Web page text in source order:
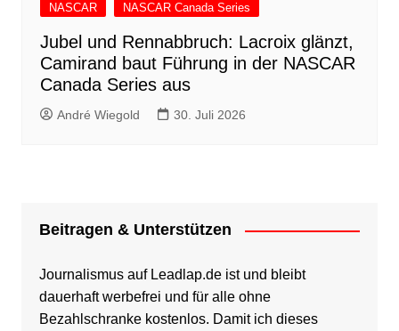
NASCAR NASCAR Canada Series
Jubel und Rennabbruch: Lacroix glänzt,
Camirand baut Führung in der NASCAR
Canada Series aus
André Wiegold 30. Juli 2026
Beitragen & Unterstützen
Journalismus auf Leadlap.de ist und bleibt
dauerhaft werbefrei und für alle ohne
Bezahlschranke kostenlos. Damit ich dieses